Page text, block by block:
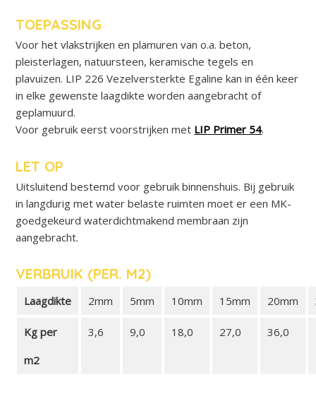
TOEPASSING
Voor het vlakstrijken en plamuren van o.a. beton,
pleisterlagen, natuursteen, keramische tegels en
plavuizen. LIP 226 Vezelversterkte Egaline kan in één keer
in elke gewenste laagdikte worden aangebracht of
geplamuurd.
Voor gebruik eerst voorstrijken met LIP Primer 54.
LET OP
Uitsluitend bestemd voor gebruik binnenshuis. Bij gebruik
in langdurig met water belaste ruimten moet er een MK-
goedgekeurd waterdichtmakend membraan zijn
aangebracht.
VERBRUIK (PER. M2)
Laagdikte 2mm 5mm 10mm 15mm 20mm
Kg per
m2
3,6 9,0 18,0 27,0 36,0